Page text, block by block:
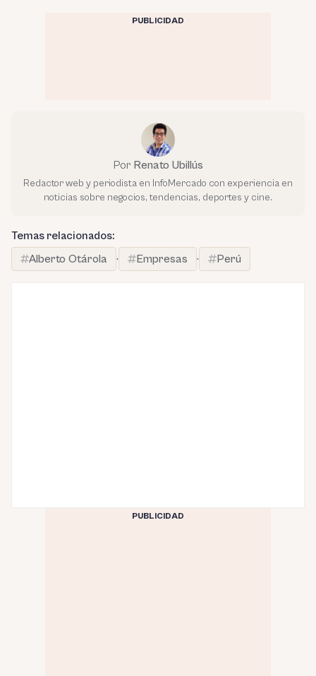
PUBLICIDAD
Por Renato Ubillús
Redactor web y periodista en InfoMercado con experiencia en
noticias sobre negocios, tendencias, deportes y cine.
Temas relacionados:
Alberto Otárola
· Empresas · Perú
PUBLICIDAD